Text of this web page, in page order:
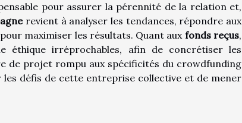
pour assurer la pérennité de la relation et,
revient à analyser les tendances, répondre aux
maximiser les résultats. Quant aux fonds reçus,
irréprochables, afin de concrétiser les
de projet rompu aux spécificités du crowdfunding
les défis de cette entreprise collective et de mener